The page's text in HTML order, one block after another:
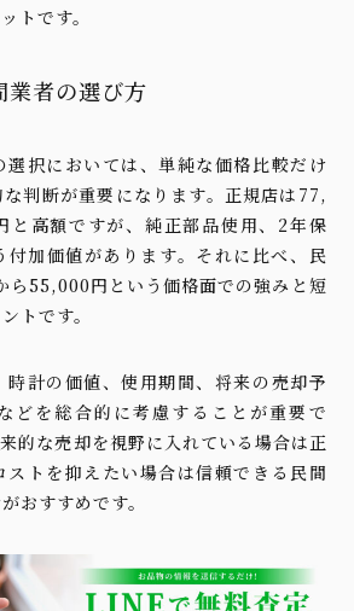
トです。
者の選び方
選択においては、単純な価格比較だけ
判断が重要になります。正規店は77,
高額ですが、純正部品使用、2年保
付加価値があります。それに比べ、民
ら55,000円という価格面での強みと短
トです。
計の価値、使用期間、将来の売却予
どを総合的に考慮することが重要で
的な売却を視野に入れている場合は正
トを抑えたい場合は信頼できる民間
おすすめです。